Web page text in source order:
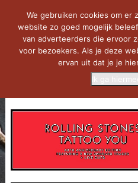
We gebruiken cookies om er
website zo goed mogelijk
van adverteerders die ervoor
voor bezoekers. Als je deze
ervan uit dat je je
Ik ga